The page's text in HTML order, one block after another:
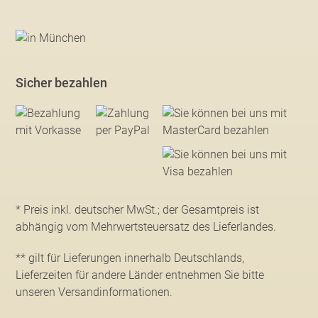
Sicher bezahlen
* Preis inkl. deutscher MwSt.; der Gesamtpreis ist
abhängig vom Mehrwertsteuersatz des Lieferlandes.
** gilt für Lieferungen innerhalb Deutschlands,
Lieferzeiten für andere Länder entnehmen Sie bitte
unseren Versandinformationen.